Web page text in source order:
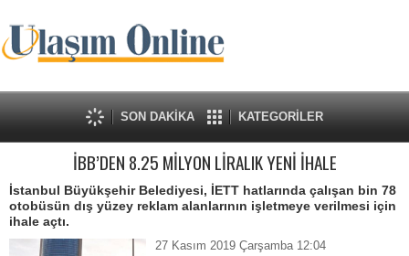
SON DAKİKA KATEGORİLER
İBB’DEN 8.25 MİLYON LİRALIK YENİ İHALE
İstanbul Büyükşehir Belediyesi, İETT hatlarında çalışan bin 78
otobüsün dış yüzey reklam alanlarının işletmeye verilmesi için
ihale açtı.
27 Kasım 2019 Çarşamba 12:04